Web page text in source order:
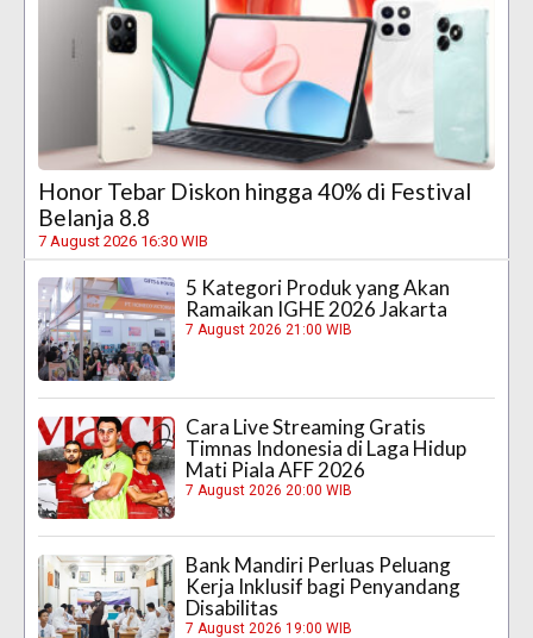
Honor Tebar Diskon hingga 40% di Festival
Belanja 8.8
7 August 2026 16:30 WIB
5 Kategori Produk yang Akan
Ramaikan IGHE 2026 Jakarta
7 August 2026 21:00 WIB
Cara Live Streaming Gratis
Timnas Indonesia di Laga Hidup
Mati Piala AFF 2026
7 August 2026 20:00 WIB
Bank Mandiri Perluas Peluang
Kerja Inklusif bagi Penyandang
Disabilitas
7 August 2026 19:00 WIB